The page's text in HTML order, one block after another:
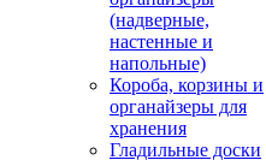
(надверные,
настенные и
напольные)
Короба, корзины и
органайзеры для
хранения
Гладильные доски